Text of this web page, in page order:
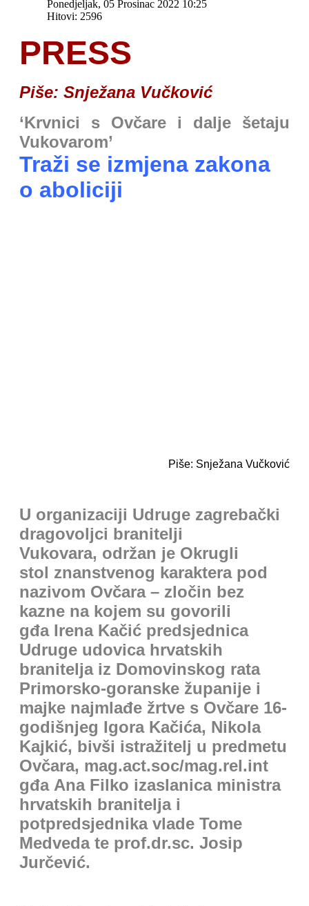
Ponedjeljak, 05 Prosinac 2022 10:25
Hitovi: 2596
PRESS
Piše: Snježana Vučković
‘Krvnici s Ovčare i dalje šetaju
Vukovarom’
Traži se izmjena zakona
o aboliciji
Piše: Snježana Vučković
U organizaciji Udruge zagrebački
dragovoljci branitelji
Vukovara, održan je Okrugli
stol znanstvenog karaktera pod
nazivom Ovčara – zločin bez
kazne na kojem su govorili
gđa Irena Kačić predsjednica
Udruge udovica hrvatskih
branitelja iz Domovinskog rata
Primorsko-goranske županije i
majke najmlađe žrtve s Ovčare 16-
godišnjeg Igora Kačića, Nikola
Kajkić, bivši istražitelj u predmetu
Ovčara, mag.act.soc/mag.rel.int
gđa Ana Filko izaslanica ministra
hrvatskih branitelja i
potpredsjednika vlade Tome
Medveda te prof.dr.sc. Josip
Jurčević.